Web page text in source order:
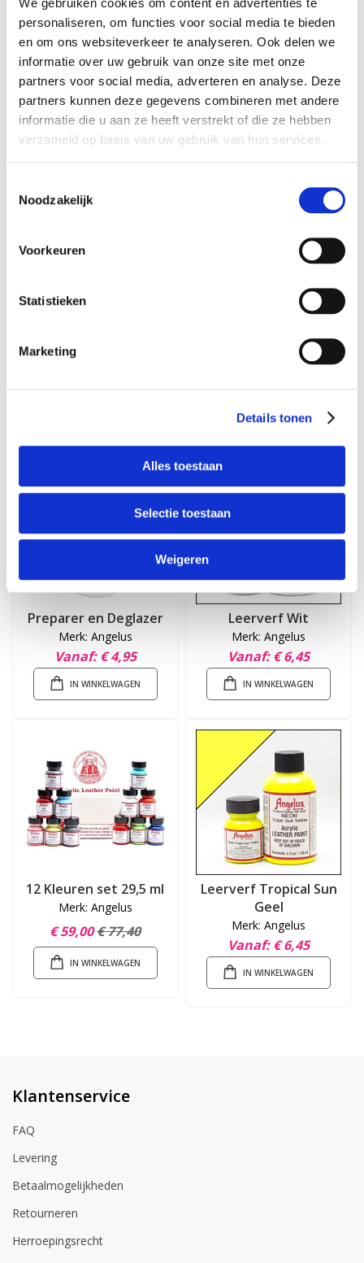
personaliseren, om functies voor social media te bieden
en om ons websiteverkeer te analyseren. Ook delen we
informatie over uw gebruik van onze site met onze
partners voor social media, adverteren en analyse. Deze
partners kunnen deze gegevens combineren met andere
informatie die u aan ze heeft verstrekt of die ze hebben
verzameld op basis van uw gebruik van hun services.
Noodzakelijk
Voorkeuren
Statistieken
Marketing
Details tonen
Alles toestaan
Selectie toestaan
Weigeren
Wacht 10-15 min voordat je een nieuwe laag aanbrengt.
Laat je leren item 24 uur rusten voordat je het gebruikt.
Meng Angelus leerverf eventueel met andere Angelus kleuren.
Gebruik eenfinishervoor extra bescherming en een finish
(glansniveau) naar wens.
Voor een paar schoenen is een potje van 29,5 ml voldoende.
Voor een eetkamerstoel is een potje van 118 ml voldoende.
Voor de voorbehandeling en finisher is doorgaans de helft nodig
van de gebruikte hoeveelheid verf.
Vragen? Kijk dan bij onze
of neem contact met ons op via
Preparer en Deglazer
Merk: Angelus
Vanaf € 4,95
IN WINKELWAGEN
Leerverf Wit
Merk: Angelus
Vanaf € 6,45
IN WINKELWAGEN
12 Kleuren set 29,5 ml
Merk: Angelus
€ 59,00€ 77,40
IN WINKELWAGEN
Leerverf Tropical Sun
Geel
Merk: Angelus
Vanaf € 6,45
IN WINKELWAGEN
Klantenservice
FAQ
Levering
Betaalmogelijkheden
Retourneren
Herroepingsrecht